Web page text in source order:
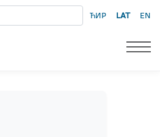
ЋИР LAT EN